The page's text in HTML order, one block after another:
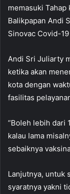
memasuki Tahap
Balikpapan Andi
Sinovac Covid-
Andi Sri Juliarty
ketika akan
kota dengan
fasilitas
“Boleh lebih dari
kalau lama
sebaiknya
Lanjutnya, untuk
syaratnya yakni